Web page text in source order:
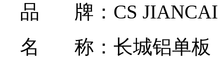
品 牌：CS JIANCAI
名 称：长城铝单板